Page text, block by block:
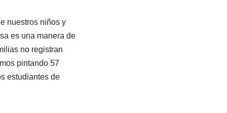
nuestros niños y
es una manera de
no registran
pintando 57
estudiantes de